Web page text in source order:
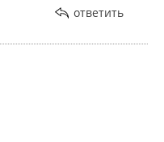
МФЦ. "Прием от
об изменении
в индивидуальном
на месте, что я
Надо было меня,
за оригиналом
ответить